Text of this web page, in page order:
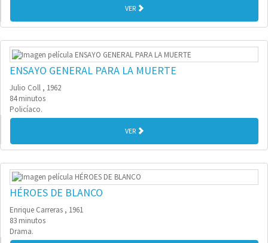
VER
ENSAYO GENERAL PARA LA MUERTE
Julio Coll , 1962
84 minutos
Policíaco.
VER
HÉROES DE BLANCO
Enrique Carreras , 1961
83 minutos
Drama.